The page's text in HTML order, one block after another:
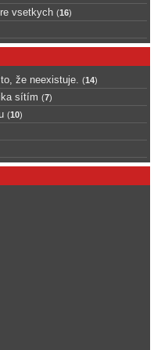
vsetkych (16)
že neexistuje. (14)
sítím (7)
(10)